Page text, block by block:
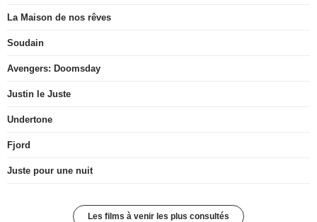
La Maison de nos rêves
Soudain
Avengers: Doomsday
Justin le Juste
Undertone
Fjord
Juste pour une nuit
Les films à venir les plus consultés